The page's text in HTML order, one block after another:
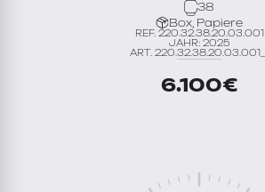
38
Box, Papiere
REF. 220.32.38.20.03.001
JAHR: 2025
ART. 220.32.38.20.03.001_1
6.100€